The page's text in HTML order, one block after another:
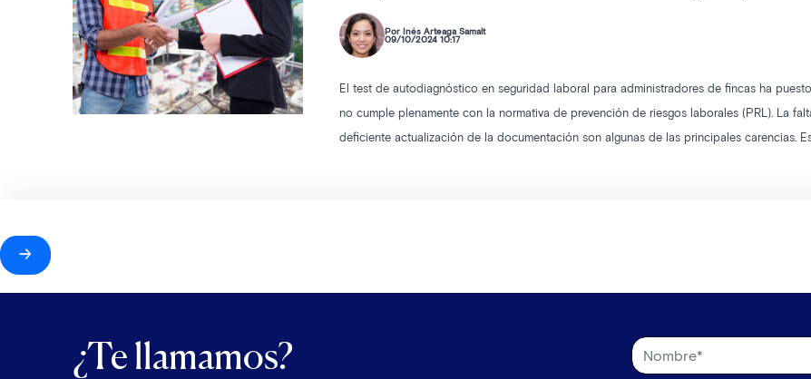
Por Inés Arteaga Samalt
09/10/2024 10:17
El test de autodiagnóstico en seguridad laboral para administradores de fincas ha
no cumple plenamente con la normativa de prevención de riesgos laborales (PRL). La
deficiente actualización de la documentación son algunas de las principales carencias.
¿Te llamamos?